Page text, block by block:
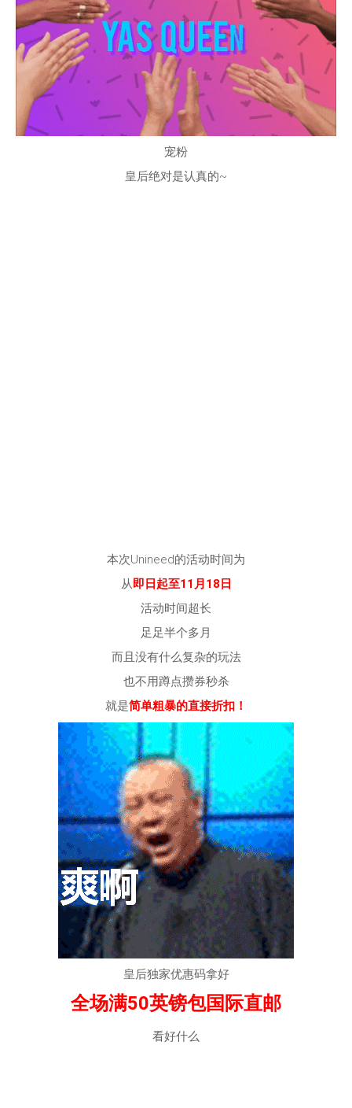
宠粉
皇后绝对是认真的~
本次Unineed的活动时间为
从即日起至11月18日
活动时间超长
足足半个多月
而且没有什么复杂的玩法
也不用蹲点攒券秒杀
就是简单粗暴的直接折扣！
皇后独家优惠码拿好
全场满50英镑包国际直邮
看好什么